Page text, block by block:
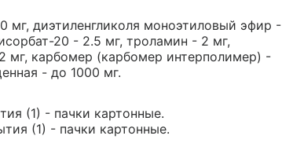
мг, диэтиленгликоля моноэтиловый эфир -
20 - 2.5 мг, троламин - 2 мг,
мг, карбомер (карбомер интерполимер) -
- до 1000 мг.
(1) - пачки картонные.
(1) - пачки картонные.